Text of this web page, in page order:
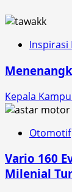
Inspirasi
Kepala
Otomotif
Vario 160
Milenial